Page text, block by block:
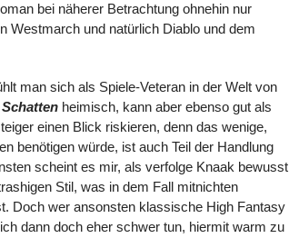
bei näherer Betrachtung ohnehin nur
Westmarch und natürlich Diablo und dem
man sich als Spiele-Veteran in der Welt von
heimisch, kann aber ebenso gut als
einen Blick riskieren, denn das wenige,
benötigen würde, ist auch Teil der Handlung
scheint es mir, als verfolge Knaak bewusst
Stil, was in dem Fall mitnichten
Doch wer ansonsten klassische High Fantasy
dann doch eher schwer tun, hiermit warm zu